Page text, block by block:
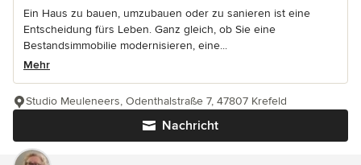
Ein Haus zu bauen, umzubauen oder zu sanieren ist eine
Entscheidung fürs Leben. Ganz gleich, ob Sie eine
Bestandsimmobilie modernisieren, eine...
Mehr
Nachricht
Studio Meuleneers, Odenthalstraße 7, 47807 Krefeld